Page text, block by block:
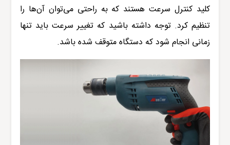
کلید کنترل سرعت هستند که به راحتی می‌توان آن‌ها را
تنظیم کرد. توجه داشته باشید که تغییر سرعت باید تنها
زمانی انجام شود که دستگاه متوقف شده باشد.